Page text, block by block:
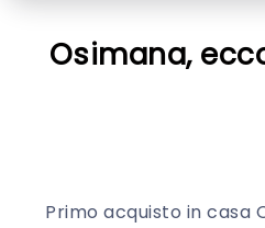
Osimana,
Primo acquisto in casa